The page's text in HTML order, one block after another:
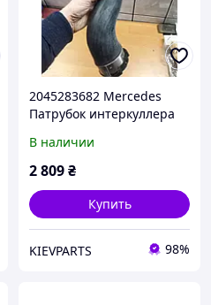
2045283682 Mercedes
Патрубок интеркуллера
В наличии
2 809₴
Купить
KIEVPARTS 98%